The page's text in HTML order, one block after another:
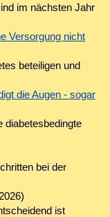
im nächsten Jahr
Versorgung nicht
beteiligen und
die Augen - sogar
diabetesbedingte
bei der
ist